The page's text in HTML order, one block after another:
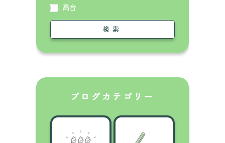
高台
検索
ブログカテゴリー